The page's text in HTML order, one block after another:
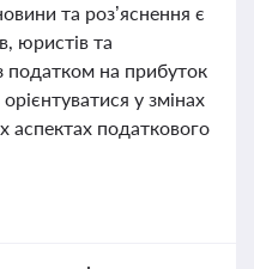
та роз’яснення є
юристів та
податком на прибуток
у змінах
аспектах податкового